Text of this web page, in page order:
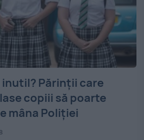
inutil? Părinții care
copiii să poarte
mâna Poliției